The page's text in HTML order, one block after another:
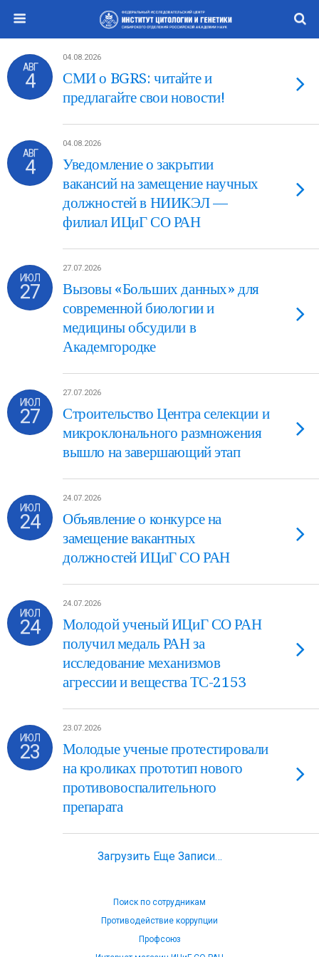
АВГ
4
04.08.2026
СМИ о BGRS: читайте и
предлагайте свои новости!
АВГ
4
04.08.2026
Уведомление о закрытии
вакансий на замещение научных
должностей в НИИКЭЛ —
филиал ИЦиГ СО РАН
ИЮЛ
27
27.07.2026
Вызовы «Больших данных» для
современной биологии и
медицины обсудили в
Академгородке
ИЮЛ
27
27.07.2026
Строительство Центра селекции и
микроклонального размножения
вышло на завершающий этап
ИЮЛ
24
24.07.2026
Объявление о конкурсе на
замещение вакантных
должностей ИЦиГ СО РАН
ИЮЛ
24
24.07.2026
Молодой ученый ИЦиГ СО РАН
получил медаль РАН за
исследование механизмов
агрессии и вещества ТС-2153
ИЮЛ
23
23.07.2026
Молодые ученые протестировали
на кроликах прототип нового
противовоспалительного
препарата
Загрузить Еще Записи…
Поиск по сотрудникам
Противодействие коррупции
Профсоюз